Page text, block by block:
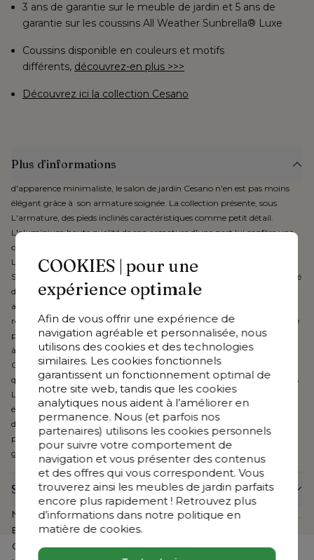
COOKIES | pour une
expérience optimale
Afin de vous offrir une expérience de
navigation agréable et personnalisée, nous
utilisons des cookies et des technologies
similaires. Les cookies fonctionnels
garantissent un fonctionnement optimal de
notre site web, tandis que les cookies
analytiques nous aident à l’améliorer en
permanence. Nous (et parfois nos
partenaires) utilisons les cookies personnels
pour suivre votre comportement de
navigation et vous présenter des contenus
et des offres qui vous correspondent. Vous
trouverez ainsi les meubles de jardin parfaits
encore plus rapidement ! Retrouvez plus
d’informations dans notre politique en
matière de cookies.
3 ans de garantie sur le meuble de jardin et 5 ans de
garantie sur les coussins All Weather Sunbrella® Luxe
Coussins disponible en couleurs et motifs
différents, découvrez-en plus >>>
Découvrez ici la collection Cesano
Plus d’informations
d'apparence minimaliste, le salon de jardin Cesano n'en est pas moins
élégant grâce à son armature soignée. La collection présente, sous
L'armature, des pieds inclinés caractéristiques comme petit détail.
L'aluminium haute qualité de son armature d'une part lui confère une
classe certaine, et d'autre part est totalement antirouille.
Les coussins sont uniques et de très grande qualité grâce à leur tissu
Sunbrella® Luxe. Ceci est un élégant tissu résistant aux intempéries doté
d'un revêtement qui non seulement est déperlant, mais qui protège
aussi contre la saleté, les taches et les liquides. Les tissus Sunbrella® Luxe
résistent au vent et à la pluie, peuvent rester dehors toute L'année et, de
plus, ne décolorent pas et ne s'usent pas pendant très longtemps grâce
à leur fibre acrylique teintée dans la masse. Dans la gamme Bristol à La
Carte, le tissu respirant est associé à une double couche de mousse Â«
quick dry Â», une mousse confortable à pores ouverts qui ne retient pas
L'eau et sèche rapidement. Tous les coussins sont dotés d'une fermeture
éclair et sont lavables en machine. Disponible en couleurs et motifs
différents, Sunbrella® Luxe peut également habiller votre parasol, un
pouf, des coussins décoratifs, etc. Vous bénéficiez en outre de 5 ans de
garantie sur les tissus Sunbrella® Luxe.
Spécifications
Numéro d'article Web
CB88576
Exposé dans le show-room
Collection
Cesano